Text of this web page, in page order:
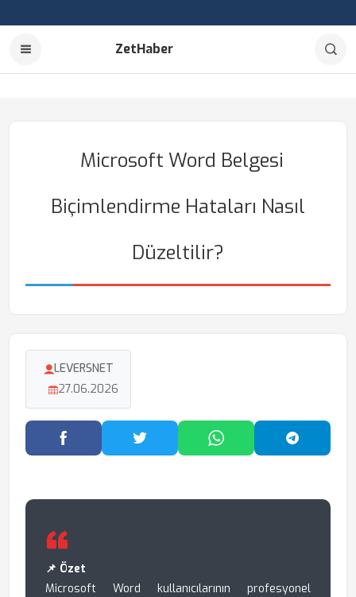
ZetHaber
Microsoft Word Belgesi
Biçimlendirme Hataları Nasıl
Düzeltilir?
LEVERSNET
27.06.2026
Facebook'ta PaylaşTwitter'da PaylaşWhatsApp'ta Paylaş
📌 Özet
Microsoft Word kullanıcılarının profesyonel